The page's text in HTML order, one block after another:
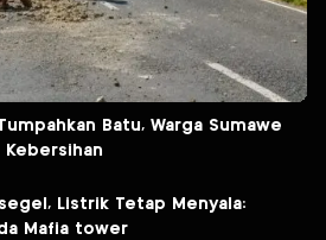
Batu, Warga Sumawe
Kebersihan
Menyala:
Diduga ada Mafia tower